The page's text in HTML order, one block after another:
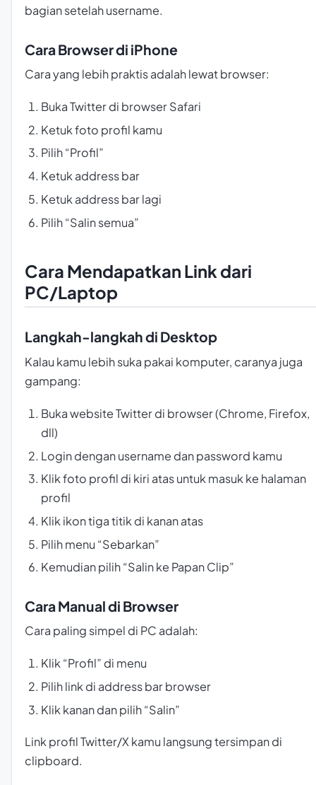
bagian setelah username.
Cara Browser di iPhone
Cara yang lebih praktis adalah lewat browser:
Buka Twitter di browser Safari
Ketuk foto profil kamu
Pilih “Profil”
Ketuk address bar
Ketuk address bar lagi
Pilih “Salin semua”
Cara Mendapatkan Link dari
PC/Laptop
Langkah-langkah di Desktop
Kalau kamu lebih suka pakai komputer, caranya juga
gampang:
Buka website Twitter di browser (Chrome, Firefox,
dll)
Login dengan username dan password kamu
Klik foto profil di kiri atas untuk masuk ke halaman
profil
Klik ikon tiga titik di kanan atas
Pilih menu “Sebarkan”
Kemudian pilih “Salin ke Papan Clip”
Cara Manual di Browser
Cara paling simpel di PC adalah:
Klik “Profil” di menu
Pilih link di address bar browser
Klik kanan dan pilih “Salin”
Link profil Twitter/X kamu langsung tersimpan di
clipboard.